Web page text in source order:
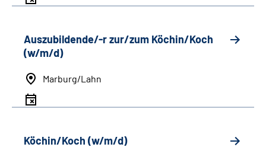
Auszubildende/-r zur/zum Köchin/Koch
(w/m/d)
Marburg/Lahn
Köchin/Koch (w/m/d)